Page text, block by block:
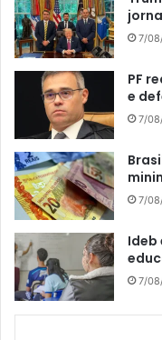
7/
PF
e
7/
7/
Ideb
7/